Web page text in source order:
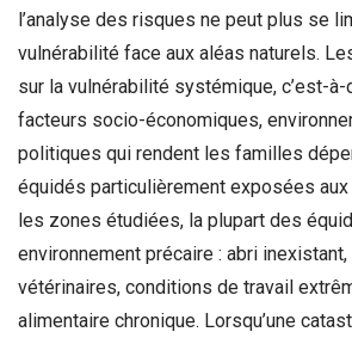
l’analyse des risques ne peut plus se
vulnérabilité face aux aléas naturels.
sur la vulnérabilité systémique, c’est-
facteurs socio-économiques,
politiques qui rendent les familles
équidés particulièrement exposées
les zones étudiées, la plupart des
environnement précaire : abri
vétérinaires, conditions de travail
alimentaire chronique. Lorsqu’une